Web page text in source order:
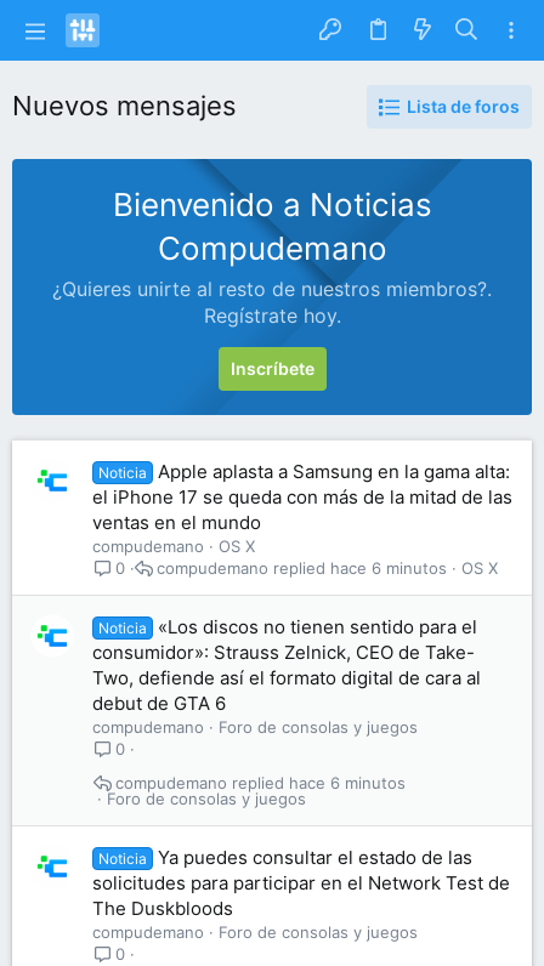
Nuevos mensajes Lista de foros
Bienvenido a Noticias
Compudemano
¿Quieres unirte al resto de nuestros miembros?.
Regístrate hoy.
Inscríbete
Noticia
Apple aplasta a Samsung en la gama alta:
el iPhone 17 se queda con más de la mitad de las
ventas en el mundo
compudemano
OS X
0
OS X
hace 6 minutos
compudemano
Noticia
«Los discos no tienen sentido para el
consumidor»: Strauss Zelnick, CEO de Take-
Two, defiende así el formato digital de cara al
debut de GTA 6
compudemano
Foro de consolas y juegos
0
Foro de consolas y juegos
hace 6 minutos
compudemano
Noticia
Ya puedes consultar el estado de las
solicitudes para participar en el Network Test de
The Duskbloods
compudemano
Foro de consolas y juegos
0